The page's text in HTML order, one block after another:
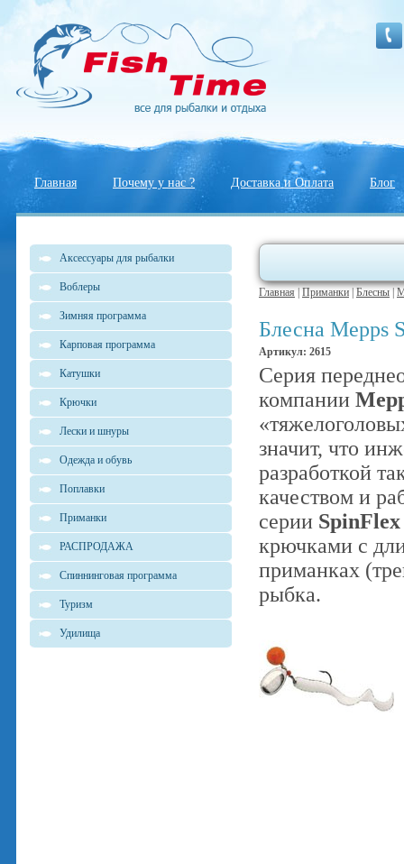
Главная Почему у нас ? Доставка и Оплата Блог
Аксессуары для рыбалки
Воблеры
Зимняя программа
Карповая программа
Катушки
Крючки
Лески и шнуры
Одежда и обувь
Поплавки
Приманки
РАСПРОДАЖА
Спиннинговая программа
Туризм
Удилища
Главная Приманки Блесны
Блесна Mepps
Артикул: 2615
Серия
компании
значит, что
разработкой
качеством и
серии
крючками с
приманках
рыбка.